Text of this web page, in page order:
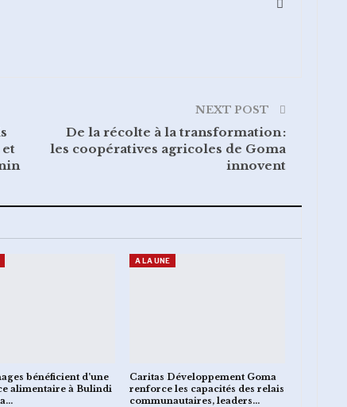
et
NEXT POST
De la récolte à la transformation :
les coopératives agricoles de Goma
innovent
bénéficient d’une
alimentaire à Bulindi
A LA UNE
Caritas Développement Goma
renforce les capacités des relais
communautaires, leaders…